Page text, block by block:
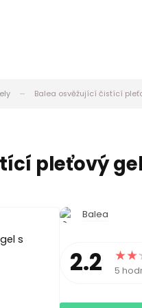
Balea osvěžující čistící
pleťový gel
Balea
2.2 5